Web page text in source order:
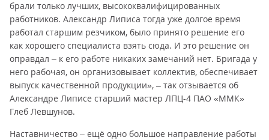
брали только лучших, высококвалифицированных
работников. Александр Липиса тогда уже долгое время
работал старшим резчиком, было принято решение его
как хорошего специалиста взять сюда. И это решение он
оправдал – к его работе никаких замечаний нет. Бригада у
него рабочая, он организовывает коллектив, обеспечивает
выпуск качественной продукции», – так отзывается об
Александре Липисе старший мастер ЛПЦ-4 ПАО «ММК»
Глеб Левшунов.
Наставничество – ещё одно большое направление работы